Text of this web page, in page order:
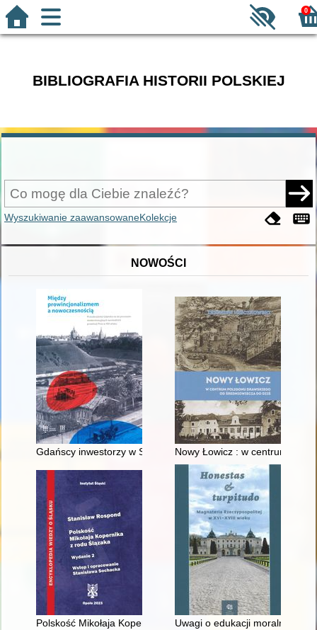
0
BIBLIOGRAFIA HISTORII POLSKIEJ
Wyszukiwanie zaawansowaneKolekcje
NOWOŚCI
Gdańscy inwestorzy w Sopocie : prestiż finansowy i
Nowy Łowicz : w centrum
Polskość Mikołaja Kopernika z rodu ŚlązakaUwagi o edukacji moralnej